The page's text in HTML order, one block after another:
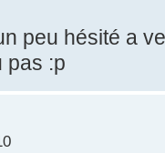
peu hésité a
pas :p